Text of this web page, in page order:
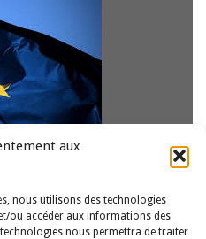
aux
nous utilisons des technologies
ou accéder aux informations des
nous permettra de traiter
exerce une influence
des politiques
où d’une part avant
d’Amsterdam (1997)…Lire